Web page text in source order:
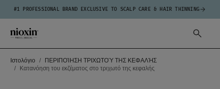
#1 PROFESSIONAL BRAND EXCLUSIVE TO SCALP CARE & HAIR THINNING
Ιστολόγιο
ΠΕΡΙΠΟΊΗΣΗ ΤΡΙΧΩΤΟΎ ΤΗΣ ΚΕΦΑΛΉΣ
Κατανόηση του εκζέματος στο τριχωτό της κεφαλής